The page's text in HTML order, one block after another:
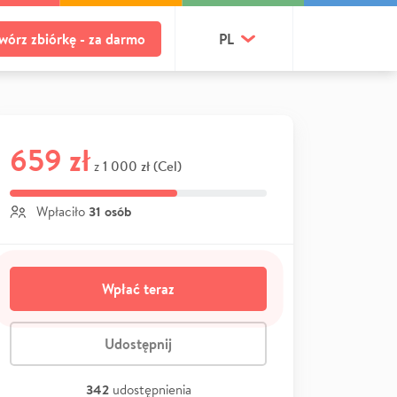
zbiórkę - za darmo PL
659 zł z 1 000 zł (Cel)
Wpłaciło 31 osób
Wpłać teraz
Udostępnij
342 udostępnienia